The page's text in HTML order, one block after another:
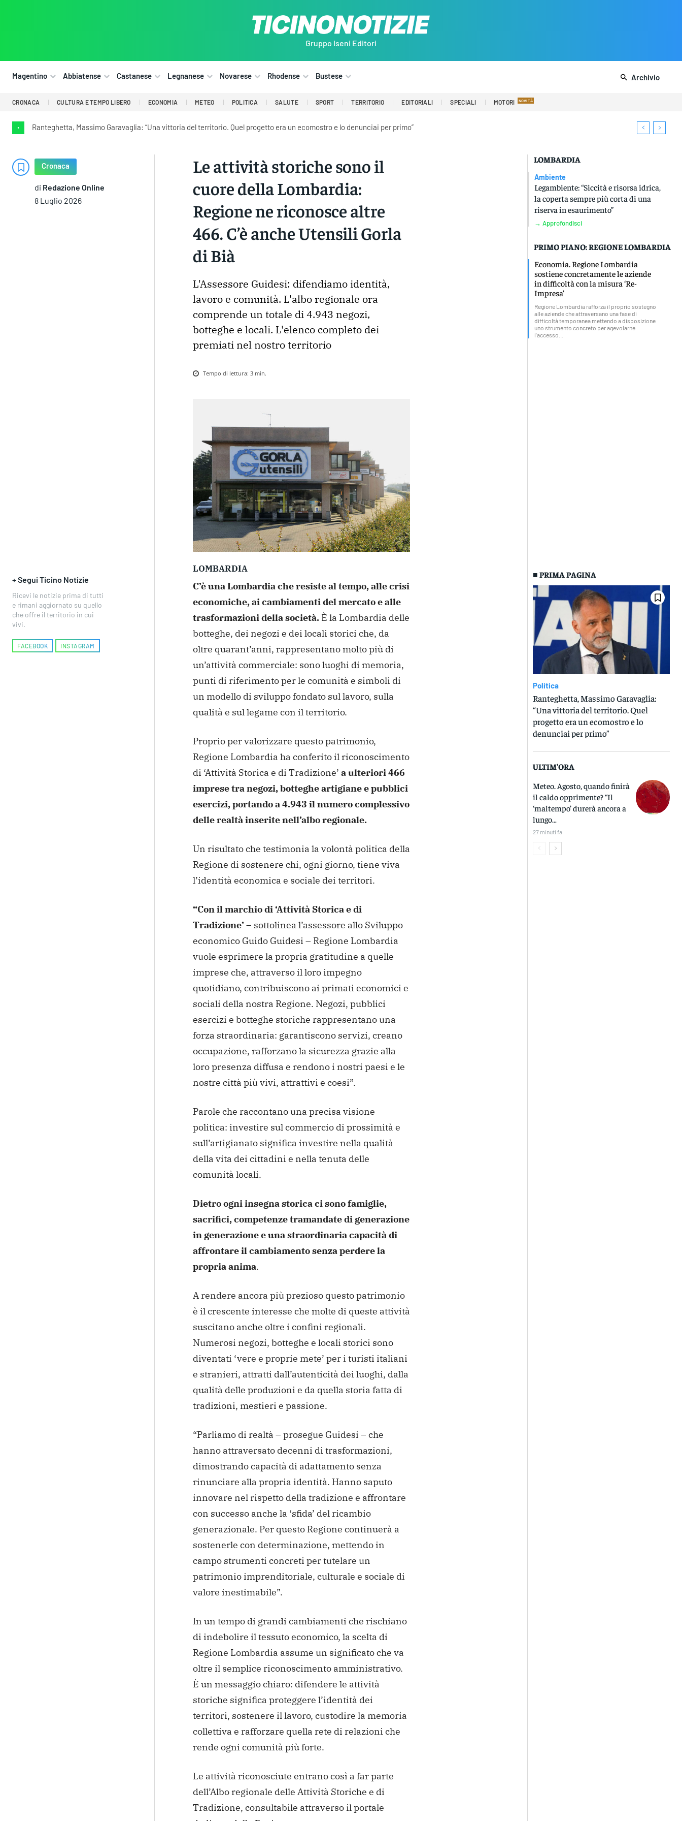
Gruppo Iseni Editori
Magentino Abbiatense Castanese Legnanese Novarese Rhodense Bustese Archivio
CRONACA CULTURA E TEMPO LIBERO ECONOMIA METEO POLITICA SALUTE SPORT TERRITORIO EDITORIALI SPECIALI MOTORI
• Ranteghetta, Massimo Garavaglia: “Una vittoria del territorio. Quel progetto era un ecomostro e lo denunciai per primo”
Cronaca
di Redazione Online
8 Luglio 2026
Le attività storiche sono il
cuore della Lombardia:
Regione ne riconosce altre
466. C’è anche Utensili Gorla
di Bià
L'Assessore Guidesi: difendiamo identità,
lavoro e comunità. L'albo regionale ora
comprende un totale di 4.943 negozi,
botteghe e locali. L'elenco completo dei
premiati nel nostro territorio
Tempo di lettura: 3min.
LOMBARDIA
Ambiente
Legambiente: “Siccità e risorsa idrica,
la coperta sempre più corta di una
riserva in esaurimento”
→ Approfondisci
PRIMO PIANO: REGIONE LOMBARDIA
Economia. Regione Lombardia
sostiene concretamente le aziende
in difficoltà con la misura ‘Re-
Impresa’
Regione Lombardia rafforza il proprio sostegno
alle aziende che attraversano una fase di
difficoltà temporanea mettendo a disposizione
uno strumento concreto per agevolarne
l'accesso...
+ Segui Ticino Notizie
Ricevi le notizie prima di tutti
e rimani aggiornato su quello
che offre il territorio in cui
vivi.
FACEBOOK INSTAGRAM
LOMBARDIA
C’è una Lombardia che resiste al tempo, alle crisi
economiche, ai cambiamenti del mercato e alle
trasformazioni della società.È la Lombardia delle
botteghe, dei negozi e dei locali storici che, da
oltre quarant’anni, rappresentano molto più di
un’attività commerciale: sono luoghi di memoria,
punti di riferimento per le comunità e simboli di
un modello di sviluppo fondato sul lavoro, sulla
qualità e sul legame con il territorio.
Proprio per valorizzare questo patrimonio,
Regione Lombardia ha conferito il riconoscimento
di ‘Attività Storica e di Tradizione’ a ulteriori 466
imprese tra negozi, botteghe artigiane e pubblici
esercizi, portando a 4.943 il numero complessivo
delle realtà inserite nell’albo regionale.
Un risultato che testimonia la volontà politica della
Regione di sostenere chi, ogni giorno, tiene viva
l’identità economica e sociale dei territori.
“Con il marchio di ‘Attività Storica e di
Tradizione’ – sottolinea l’assessore allo Sviluppo
economico Guido Guidesi – Regione Lombardia
vuole esprimere la propria gratitudine a quelle
imprese che, attraverso il loro impegno
quotidiano, contribuiscono ai primati economici e
sociali della nostra Regione. Negozi, pubblici
esercizi e botteghe storiche rappresentano una
forza straordinaria: garantiscono servizi, creano
occupazione, rafforzano la sicurezza grazie alla
loro presenza diffusa e rendono i nostri paesi e le
nostre città più vivi, attrattivi e coesi”.
Parole che raccontano una precisa visione
politica: investire sul commercio di prossimità e
sull’artigianato significa investire nella qualità
della vita dei cittadini e nella tenuta delle
comunità locali.
Dietro ogni insegna storica ci sono famiglie,
sacrifici, competenze tramandate di generazione
in generazione e una straordinaria capacità di
affrontare il cambiamento senza perdere la
propria anima.
A rendere ancora più prezioso questo patrimonio
è il crescente interesse che molte di queste attività
suscitano anche oltre i confini regionali.
Numerosi negozi, botteghe e locali storici sono
diventati ‘vere e proprie mete’ per i turisti italiani
e stranieri, attratti dall’autenticità dei luoghi, dalla
qualità delle produzioni e da quella storia fatta di
tradizioni, mestieri e passione.
“Parliamo di realtà – prosegue Guidesi – che
hanno attraversato decenni di trasformazioni,
dimostrando capacità di adattamento senza
rinunciare alla propria identità. Hanno saputo
innovare nel rispetto della tradizione e affrontare
con successo anche la ‘sfida’ del ricambio
generazionale. Per questo Regione continuerà a
sostenerle con determinazione, mettendo in
campo strumenti concreti per tutelare un
patrimonio imprenditoriale, culturale e sociale di
valore inestimabile”.
In un tempo di grandi cambiamenti che rischiano
di indebolire il tessuto economico, la scelta di
Regione Lombardia assume un significato che va
oltre il semplice riconoscimento amministrativo.
È un messaggio chiaro: difendere le attività
storiche significa proteggere l’identità dei
territori, sostenere il lavoro, custodire la memoria
collettiva e rafforzare quella rete di relazioni che
rende ogni comunità più forte.
Le attività riconosciute entrano così a far parte
dell’Albo regionale delle Attività Storiche e di
Tradizione, consultabile attraverso il portale
■ PRIMA PAGINA
Politica
Ranteghetta, Massimo Garavaglia:
“Una vittoria del territorio. Quel
progetto era un ecomostro e lo
denunciai per primo”
ULTIM'ORA
Meteo. Agosto, quando finirà
il caldo opprimente? “Il
‘maltempo’ durerà ancora a
lungo…
27 minuti fa